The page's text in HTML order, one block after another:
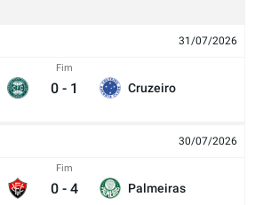
31/07/2026
Fim
0 - 1 Cruzeiro
30/07/2026
Fim
0 - 4 Palmeiras